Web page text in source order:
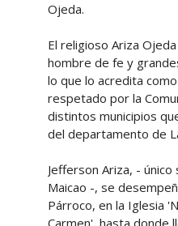
Ojeda.
El religioso Ariza
hombre de fe y
lo que lo acredita
respetado por la
distintos municipios
del departamento de
Jefferson Ariza, -
Maicao -, se
Párroco, en la Iglesia
Carmen', hasta donde